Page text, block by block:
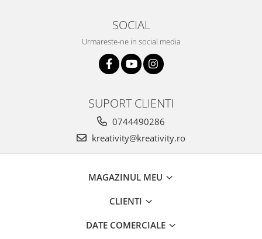
Terapie de integrare senzorialăSOCIAL
Urmareste-ne in social media
SUPORT CLIENTI
0744490286
kreativity@kreativity.ro
MAGAZINUL MEU
CLIENTI
DATE COMERCIALE